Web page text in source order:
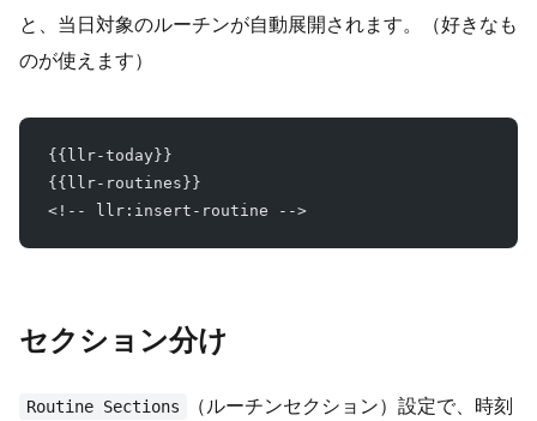
と、当日対象のルーチンが自動展開されます。（好きなも
のが使えます）
{{llr-today}}
{{llr-routines}}
<!-- llr:insert-routine -->
セクション分け
Routine Sections
（ルーチンセクション）設定で、時刻